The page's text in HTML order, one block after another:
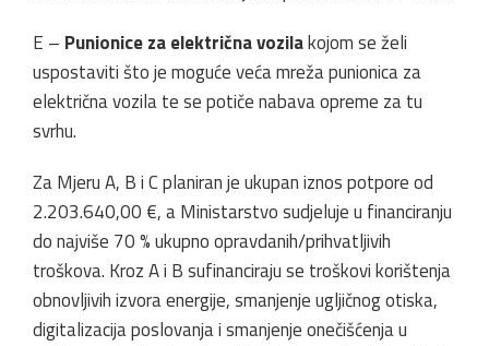
E – Punionice za električna vozilakojom se želi
uspostaviti što je moguće veća mreža punionica za
električna vozila te se potiče nabava opreme za tu
svrhu.
Za Mjeru A, B i C planiran je ukupan iznos potpore od
2.203.640,00 €, a Ministarstvo sudjeluje u financiranju
do najviše 70 % ukupno opravdanih/prihvatljivih
troškova. Kroz A i B sufinanciraju se troškovi korištenja
obnovljivih izvora energije, smanjenje ugljičnog otiska,
digitalizacija poslovanja i smanjenje onečišćenja u